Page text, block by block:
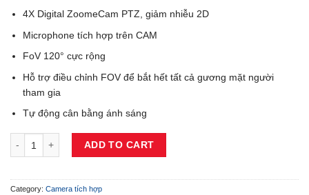
4X Digital ZoomeCam PTZ, giảm nhiễu 2D
Microphone tích hợp trên CAM
FoV 120° cực rộng
Hỗ trợ điều chỉnh FOV để bắt hết tất cả gương mặt người
tham gia
Tự động cân bằng ánh sáng
Thiết Bị Hội Nghị Truyền Hình AVER CAM340+ quantity
ADD TO CART
Category: Camera tích hợp